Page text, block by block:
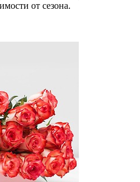
от сезона.